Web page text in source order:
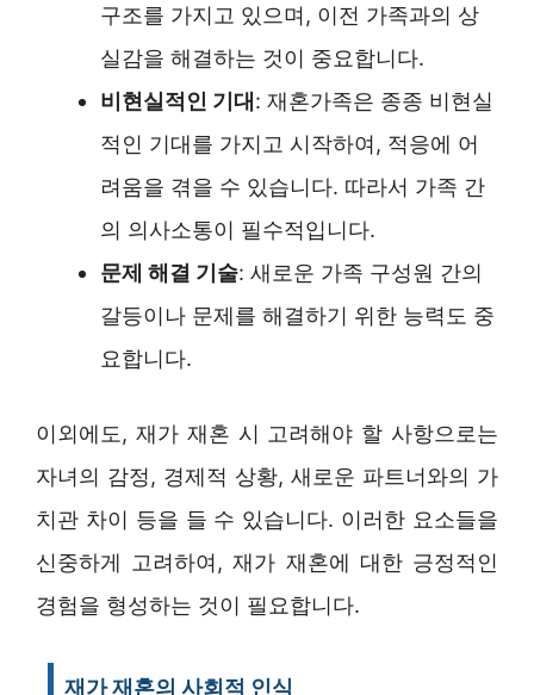
구조를 가지고 있으며, 이전 가족과의 상
실감을 해결하는 것이 중요합니다.
비현실적인 기대: 재혼가족은 종종 비현실
적인 기대를 가지고 시작하여, 적응에 어
려움을 겪을 수 있습니다. 따라서 가족 간
의 의사소통이 필수적입니다.
문제 해결 기술: 새로운 가족 구성원 간의
갈등이나 문제를 해결하기 위한 능력도 중
요합니다.
이외에도, 재가 재혼 시 고려해야 할 사항으로는
자녀의 감정, 경제적 상황, 새로운 파트너와의 가
치관 차이 등을 들 수 있습니다. 이러한 요소들을
신중하게 고려하여, 재가 재혼에 대한 긍정적인
경험을 형성하는 것이 필요합니다.
재가 재혼의 사회적 인식